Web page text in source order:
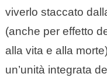
viverlo staccato
(anche per effetto
alla vita e alla
un’unità integrata